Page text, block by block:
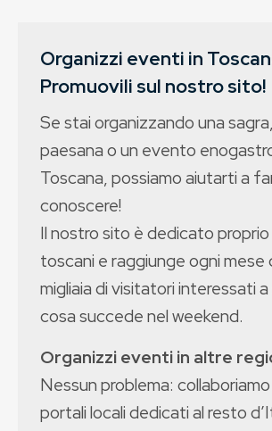
Organizzi eventi in
Promuovili sul nostro sito!
Se stai organizzando una
paesana o un evento
Toscana, possiamo aiutarti a
conoscere!
Il nostro sito è dedicato
toscani e raggiunge ogni mese
migliaia di visitatori interessati
cosa succede nel weekend.
Organizzi eventi in altre
Nessun problema:
portali locali dedicati al resto